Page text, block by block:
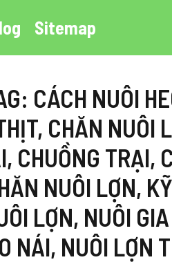
Sitemap
CÁCH NUÔI
, CHĂN NUÔI
, CHUỒNG TRẠI,
NUÔI LỢN,
LỢN, NUÔI
NÁI, NUÔI LỢN